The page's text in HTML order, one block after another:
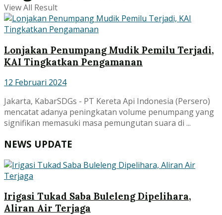
View All Result
Lonjakan Penumpang Mudik Pemilu Terjadi,
KAI Tingkatkan Pengamanan
12 Februari 2024
Jakarta, KabarSDGs - PT Kereta Api Indonesia (Persero)
mencatat adanya peningkatan volume penumpang yang
signifikan memasuki masa pemungutan suara di ...
NEWS UPDATE
Irigasi Tukad Saba Buleleng Dipelihara,
Aliran Air Terjaga